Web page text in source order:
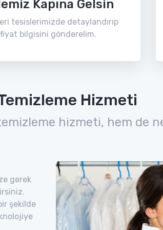
Kapına Gelsin
tesislerimizde detaylandırıp
fiyat bilgisini gönderelim.
Hizmeti
hizmeti, hem de
gerek
şekilde